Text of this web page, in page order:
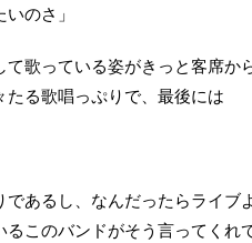
のさ」
歌っている姿がきっと客席
る歌唱っぷりで、最後には
あるし、なんだったらライ
このバンドがそう言ってくれ